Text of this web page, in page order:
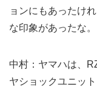
ョンにもあったけ
な印象があったな。
中村：ヤマハは、
ヤショックユニッ